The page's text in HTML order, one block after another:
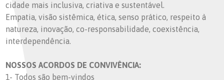
cidade mais inclusiva, criativa e sustentável.
Empatia, visão sistêmica, ética, senso prático, respeito à
natureza, inovação, co-responsabilidade, coexistência,
interdependência.
NOSSOS ACORDOS DE CONVIVÊNCIA:
1- Todos são bem-vindos